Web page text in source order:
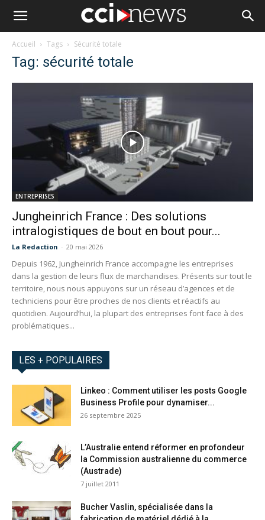
Accueil Tags Sécurité totale
Tag: sécurité totale
ENTREPRISES
Jungheinrich France : Des solutions
intralogistiques de bout en bout pour...
La Redaction - 20 mai 2026
Depuis 1962, Jungheinrich France accompagne les entreprises
dans la gestion de leurs flux de marchandises. Présents sur tout le
territoire, nous nous appuyons sur un réseau d’agences et de
techniciens pour être proches de nos clients et réactifs au
quotidien. Aujourd’hui, la plupart des entreprises font face à des
problématiques...
LES + POPULAIRES
Linkeo : Comment utiliser les posts Google
Business Profile pour dynamiser...
26 septembre 2025
L’Australie entend réformer en profondeur
la Commission australienne du commerce
(Austrade)
7 juillet 2011
Bucher Vaslin, spécialisée dans la